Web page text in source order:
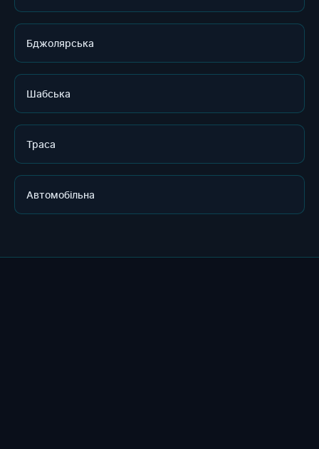
Бджолярська
Шабська
Траса
Автомобільна